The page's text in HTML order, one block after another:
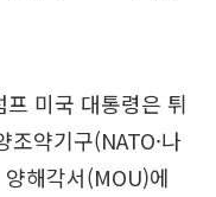
미국 대통령은 튀
약기구(NATO·나
해각서(MOU)에